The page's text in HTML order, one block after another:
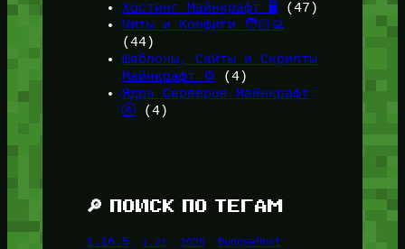
Хостинг Майнкрафт 🖥️ (47)
Читы и Конфиги 🧑🏻‍💻
(44)
Шаблоны, Сайты и Скрипты
Майнкрафт ⚙️ (4)
Ядра Серверов Майнкрафт
🚰(4)
🔎 ПОИСК ПО ТЕГАМ
1.16.5 1.21 2026 BungeeHost